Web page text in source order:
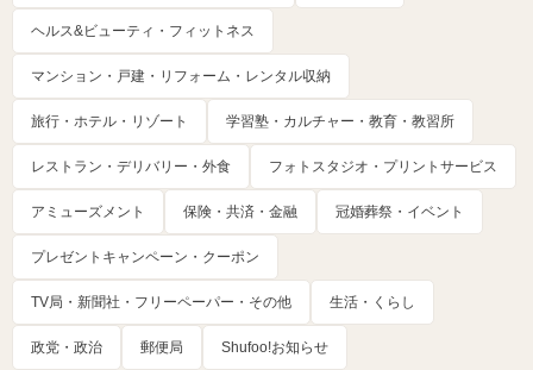
ヘルス&ビューティ・フィットネス
マンション・戸建・リフォーム・レンタル収納
旅行・ホテル・リゾート 学習塾・カルチャー・教育・教習所
レストラン・デリバリー・外食 フォトスタジオ・プリントサービス
アミューズメント 保険・共済・金融 冠婚葬祭・イベント
プレゼントキャンペーン・クーポン
TV局・新聞社・フリーペーパー・その他 生活・くらし
政党・政治 郵便局 Shufoo!お知らせ